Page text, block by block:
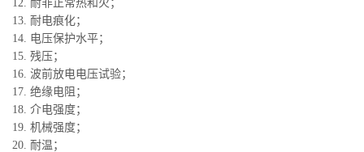
12. 耐非正常热和火；
13. 耐电痕化；
14. 电压保护水平；
15. 残压；
16. 波前放电电压试验；
17. 绝缘电阻；
18. 介电强度；
19. 机械强度；
20. 耐温；